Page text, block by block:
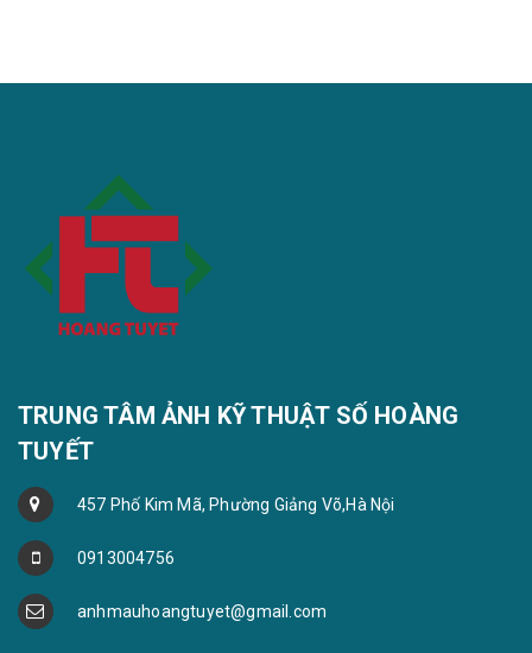
TRUNG TÂM ẢNH KỸ THUẬT SỐ HOÀNG
TUYẾT
457 Phố Kim Mã, Phường Giảng Võ,Hà Nội
0913004756
anhmauhoangtuyet@gmail.com